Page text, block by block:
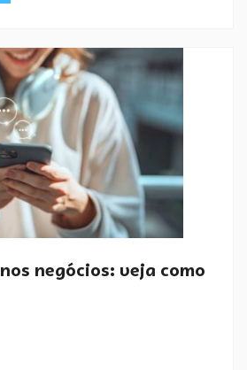
negócios: veja como